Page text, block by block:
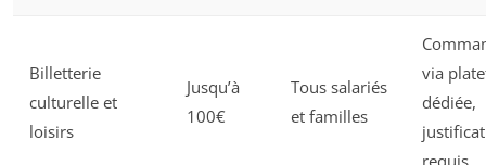
Billetterie
culturelle et
loisirs
Jusqu’à
100€
Tous salariés
et familles
via
dédiée,